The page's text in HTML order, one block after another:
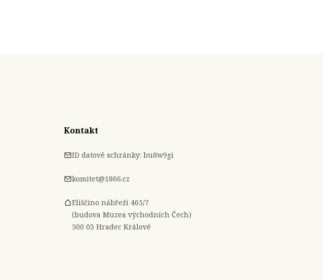
Kontakt
ID datové schránky: bu8w9gi
komitet@1866.cz
Eliščino nábřeží 465/7
(budova Muzea východních Čech)
500 03 Hradec Králové